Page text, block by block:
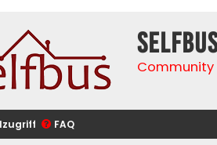
Community
FAQ